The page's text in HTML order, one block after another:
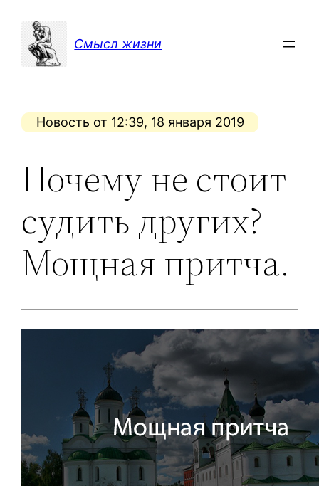
содержимому
Смысл жизни
Новость от 12:39, 18 января 2019
Почему не стоит
судить других?
Мощная притча.